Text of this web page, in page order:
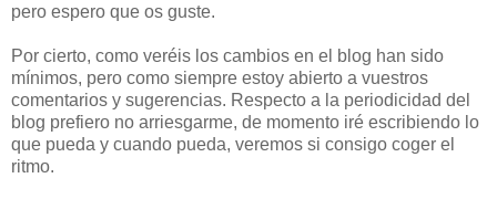
pero espero que os guste.
Por cierto, como veréis los cambios en el blog han sido
mínimos, pero como siempre estoy abierto a vuestros
comentarios y sugerencias. Respecto a la periodicidad del
blog prefiero no arriesgarme, de momento iré escribiendo lo
que pueda y cuando pueda, veremos si consigo coger el
ritmo.